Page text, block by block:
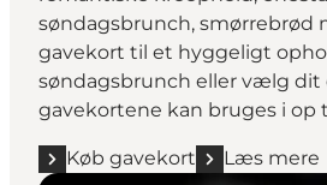
søndagsbrunch, smørrebrød
gavekort til et hyggeligt
søndagsbrunch eller vælg dit
gavekortene kan bruges i op
Køb gavekort Læs mere